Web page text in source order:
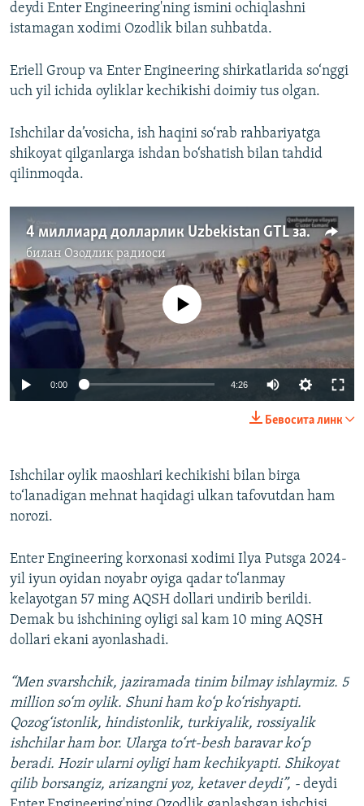
deydi Enter Engineering'ning ismini ochiqlashni
istamagan xodimi Ozodlik bilan suhbatda.
Eriell Group va Enter Engineering shirkatlarida so‘nggi
uch yil ichida oyliklar kechikishi doimiy tus olgan.
Ishchilar da’vosicha, ish haqini so‘rab rahbariyatga
shikoyat qilganlarga ishdan bo‘shatish bilan tahdid
qilinmoqda.
4 миллиард долларлик Uzbekistan GTL заводини қураëтган минглаб ишчи ғалаëн кўтарди
билан Озодлик радиоси
720p 1080p
Айни дамда медиа-манба мавжуд эмас
0:00 4:26
720p
Бевосита линк
Ishchilar oylik maoshlari kechikishi bilan birga
to‘lanadigan mehnat haqidagi ulkan tafovutdan ham
norozi.
Enter Engineering korxonasi xodimi Ilya Putsga 2024-
yil iyun oyidan noyabr oyiga qadar to‘lanmay
kelayotgan 57 ming AQSH dollari undirib berildi.
Demak bu ishchining oyligi sal kam 10 ming AQSH
dollari ekani ayonlashadi.
“Men svarshchik, jaziramada tinim bilmay ishlaymiz. 5
million so‘m oylik. Shuni ham ko‘p ko‘rishyapti.
Qozog‘istonlik, hindistonlik, turkiyalik, rossiyalik
ishchilar ham bor. Ularga to‘rt-besh baravar ko‘p
beradi. Hozir ularni oyligi ham kechikyapti. Shikoyat
qilib borsangiz, arizangni yoz, ketaver deydi”, - deydi